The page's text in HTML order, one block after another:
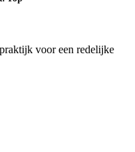
voor een redelijke